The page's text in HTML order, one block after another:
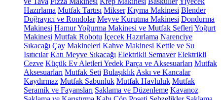
Hazırlama Mutfak Tartısı Mikser Kıyma Makinesi Blender
Doğrayıcı ve Rondolar Meyve Kurutma Makinesi Dondurma
Makinesi Hamur Yoğurma Makinesi ve Mutfak Şefleri Yoğurt
Makinesi Mutfak Robotu İçecek Hazırlama Narenciye
Sıkacağı Çay Makineleri Kahve Makinesi Kettle ve Su
Isıtıcılar Katı Meyve Sıkacağı Elektrikli Semaver Elektrikli
Cezve Küçük Ev Aletleri Yedek Parça ve Aksesuarları Mutfak
Aksesuarları Mutfak Seti Bulaşıklık Askı ve Kancalar
Kaydırmaz Mutfak Sabunluk Mutfak Havluluk Mutfak
Seramik ve Fayansları Saklama ve Düzenleme Kavanoz